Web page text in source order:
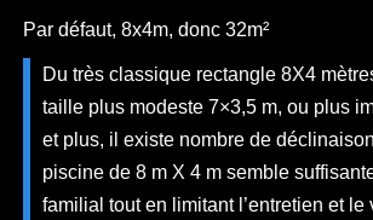
Par défaut, 8x4m, donc 32m²
Du très classique rectangle 8X4
taille plus modeste 7×3,5 m, ou plus
et plus, il existe nombre de
piscine de 8 m X 4 m semble
familial tout en limitant l’entretien et le